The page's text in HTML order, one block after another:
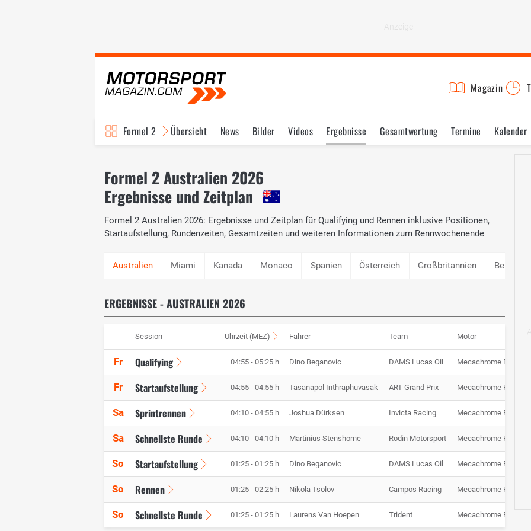
Magazin
Formel 2 Übersicht News Bilder Videos Ergebnisse Gesamtwertung Termine Kalender
Formel 2 Australien 2026
Ergebnisse und Zeitplan
Formel 2 Australien 2026: Ergebnisse und Zeitplan für Qualifying und Rennen inklusive Positionen,
Startaufstellung, Rundenzeiten, Gesamtzeiten und weiteren Informationen zum Rennwochenende
Miami Kanada Monaco Spanien Österreich Großbritannien Belgien
ERGEBNISSE - AUSTRALIEN 2026
Session Uhrzeit (MEZ) Fahrer Team Motor
Fr Qualifying 04:55 - 05:25 h Dino Beganovic DAMS Lucas Oil Mecachrome F2
Fr Startaufstellung 04:55 - 04:55 h Tasanapol Inthraphuvasak ART Grand Prix Mecachrome F2
Sa Sprintrennen 04:10 - 04:55 h Joshua Dürksen Invicta Racing Mecachrome F2
Sa Schnellste Runde 04:10 - 04:10 h Martinius Stenshorne Rodin Motorsport Mecachrome F2
So Startaufstellung 01:25 - 01:25 h Dino Beganovic DAMS Lucas Oil Mecachrome F2
So Rennen 01:25 - 02:25 h Nikola Tsolov Campos Racing Mecachrome F2
So Schnellste Runde 01:25 - 01:25 h Laurens Van Hoepen Trident Mecachrome F2